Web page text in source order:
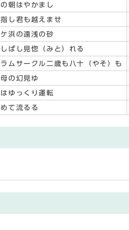
朝はやかまし
し君も越えませ
浜の遠浅の砂
ばし見惚（みと）れる
ムサークル二歳も八十（やそ）も
の幻見ゆ
ゆっくり運転
て流るる